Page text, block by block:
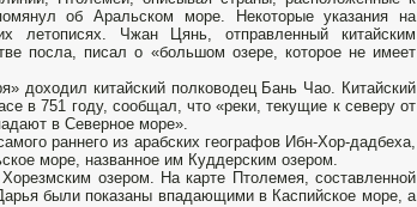
об Аральском море. Некоторые указания на
летописях. Чжан Цянь, отправленный китайским
посла, писал о «большом озере, которое не имеет
доходил китайский полководец Бань Чао. Китайский
в 751 году, сообщал, что «реки, текущие к северу от
в Северное море».
раннего из арабских географов Ибн-Хор-дадбеха,
море, названное им Куддерским озером.
озером. На карте Птолемея, составленной
были показаны впадающими в Каспийское море, а